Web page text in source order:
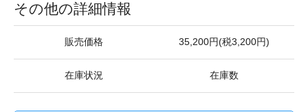
その他の詳細情報
販売価格 35,200円(税3,200円)
在庫状況 在庫数